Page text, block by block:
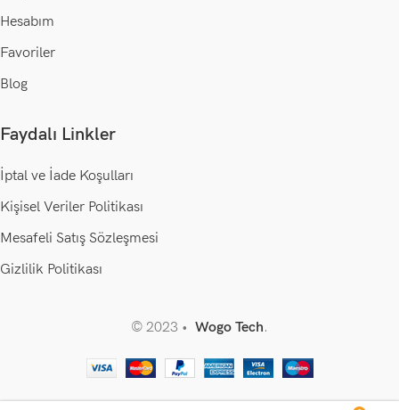
Hesabım
Favoriler
Blog
Faydalı Linkler
İptal ve İade Koşulları
Kişisel Veriler Politikası
Mesafeli Satış Sözleşmesi
Gizlilik Politikası
© 2023 • Wogo Tech.